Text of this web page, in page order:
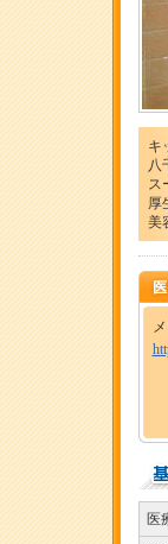
キ
八
ス
厚
美
医